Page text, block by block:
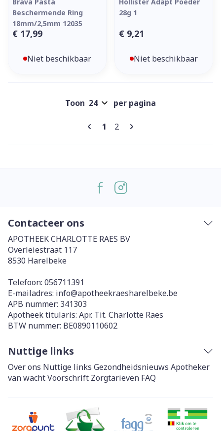
Beschermende Ring
18mm/2,5mm 12035
€ 17,99
Niet beschikbaar
28g 1
€ 9,21
Niet beschikbaar
Pagina's
U lees momenteel pagina
1 Pagina
2
Toon per pagina
Contacteer ons
APOTHEEK CHARLOTTE RAES BV
Overleiestraat 117
8530 Harelbeke
Telefoon: 056711391
E-mailadres: info@apotheekraesharelbeke.be
APB nummer: 341303
Apotheek titularis: Apr. Tit. Charlotte Raes
BTW nummer: BE0890110602
Nuttige links
Over ons Nuttige links Gezondheidsnieuws Apotheker
van wachtVoorschrift Zorgtarieven FAQ